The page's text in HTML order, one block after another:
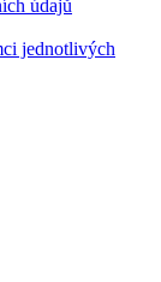
údajů
jednotlivých